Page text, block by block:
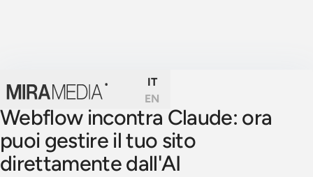
IT
EN
Webflow incontra Claude: ora
puoi gestire il tuo sito
direttamente dall'AI